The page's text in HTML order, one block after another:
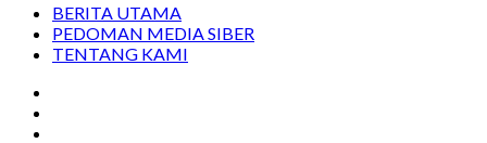
BERITA UTAMA
PEDOMAN MEDIA SIBER
TENTANG KAMI